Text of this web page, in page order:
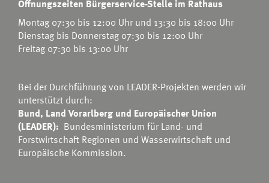
Öffnungszeiten Bürgerservice-Stelle im Rathaus
Montag 07:30 bis 12:00 Uhr und 13:30 bis 18:00 Uhr
Dienstag bis Donnerstag 07:30 bis 12:00 Uhr
Freitag 07:30 bis 13:00 Uhr
Bei der Durchführung von LEADER-Projekten werden wir
unterstützt durch:
Bund, Land Vorarlberg und Europäischer Union
(LEADER): Bundesministerium für Land- und
Forstwirtschaft Regionen und Wasserwirtschaft und
Europäische Kommission.